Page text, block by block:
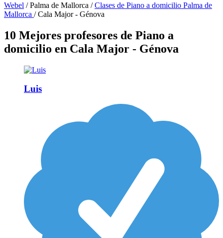
Webel / Palma de Mallorca / Clases de Piano a domicilio Palma de
Mallorca / Cala Major - Génova
10 Mejores profesores de Piano a
domicilio en Cala Major - Génova
Luis